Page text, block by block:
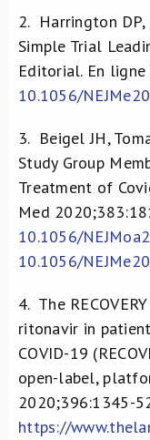
2. Harrington DP,
Simple Trial
Editorial. En
10.1056/
3. Beigel JH,
Study Group
Treatment of
Med
10.1056/
10.1056/
4. The
ritonavir in
COVID-19
open-label,
2020;396:1345-
https://